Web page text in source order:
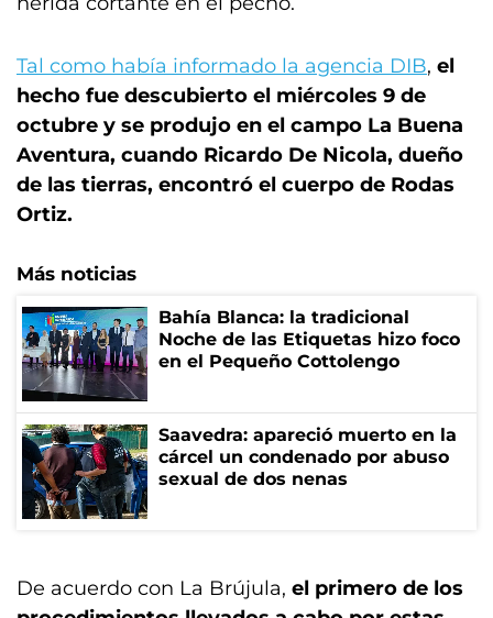
Tal como había informado la agencia DIB, el
hecho fue descubierto el miércoles 9 de
octubre y se produjo en el campo La Buena
Aventura, cuando Ricardo De Nicola, dueño
de las tierras, encontró el cuerpo de Rodas
Ortiz.
Más noticias
Bahía Blanca: la tradicional
Noche de las Etiquetas hizo foco
en el Pequeño Cottolengo
Saavedra: apareció muerto en la
cárcel un condenado por abuso
sexual de dos nenas
De acuerdo con La Brújula, el primero de los